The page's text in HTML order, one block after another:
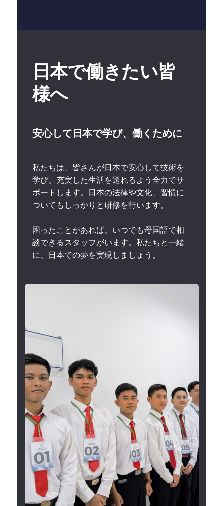
日本で働きたい皆
様へ
安心して日本で学び、働くために
私たちは、皆さんが日本で安心して技術を
学び、充実した生活を送れるよう全力でサ
ポートします。日本の法律や文化、習慣に
ついてもしっかりと研修を行います。
困ったことがあれば、いつでも母国語で相
談できるスタッフがいます。私たちと一緒
に、日本での夢を実現しましょう。